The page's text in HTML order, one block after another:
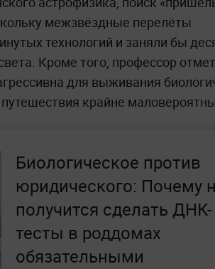
межзвёздные перелёты
технологий и заняли бы
Кроме того, профессор
для выживания
крайне
Биологическое против
юридического: Почему
получится сделать ДНК-
тесты в роддомах
обязательными